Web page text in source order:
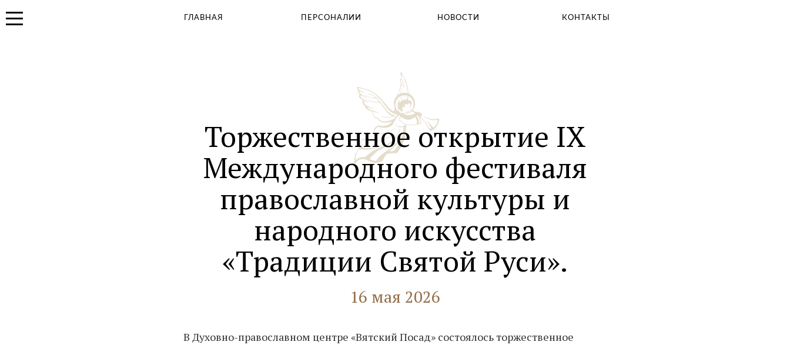
Детская площадка
Таинства
ГЛАВНАЯ ПEРСОНАЛИИ НОВОСТИ КОНТАКТЫ
Торжественное открытие IX
Международного фестиваля
православной культуры и
народного искусства
«Традиции Святой Руси».
16 мая 2026
В Духовно-православном центре «Вятский Посад» состоялось торжественное